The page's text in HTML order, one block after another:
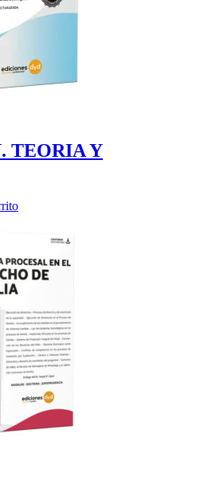
TEORIA Y